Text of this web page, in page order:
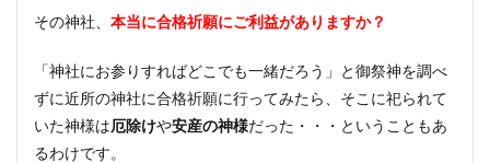
その神社、 本当に合格祈願にご利益がありますか？
「神社にお参りすればどこでも一緒だろう」と御祭神を調べ
ずに近所の神社に合格祈願に行ってみたら、そこに祀られて
いた神様は厄除けや安産の神様だった・・・ということもあ
るわけです。